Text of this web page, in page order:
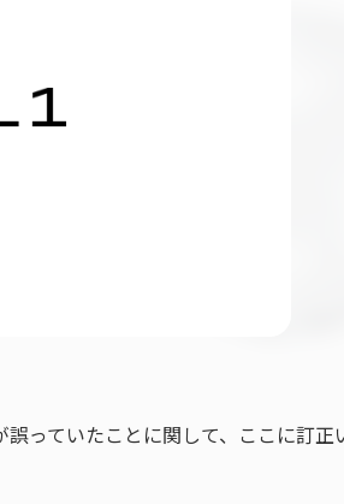
っていたことに関して、ここに訂正